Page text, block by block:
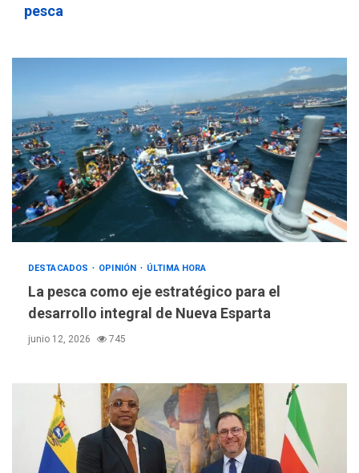
pesca
DESTACADOS OPINIÓN ÚLTIMA HORA
La pesca como eje estratégico para el
desarrollo integral de Nueva Esparta
junio 12, 2026 745